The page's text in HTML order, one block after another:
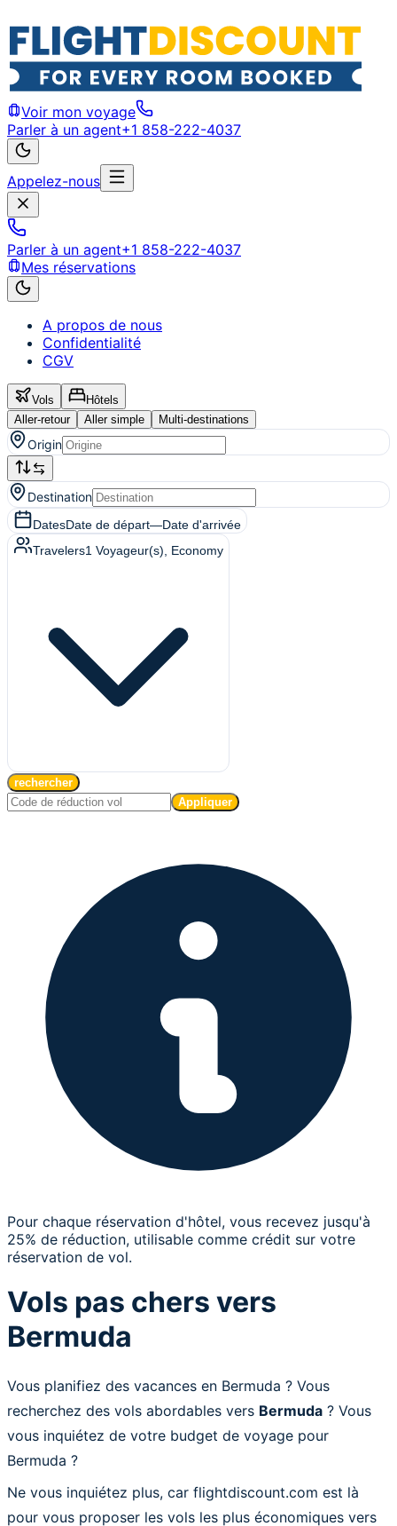
Voir mon voyage
Parler à un agent+1 858-222-4037
Appelez-nous
Parler à un agent+1 858-222-4037
Mes réservations
A propos de nous
Confidentialité
CGV
Vols
Hôtels
Aller-retour
Aller simple Multi-destinations
Origin
Destination
DatesDate de départ—Date d'arrivée
Travelers1 Voyageur(s) , Economy
rechercher
Appliquer
Pour chaque réservation d'hôtel, vous recevez jusqu'à
25% de réduction, utilisable comme crédit sur votre
réservation de vol.
Vols pas chers vers
Bermuda
Vous planifiez des vacances en Bermuda ? Vous
recherchez des vols abordables vers Bermuda ? Vous
vous inquiétez de votre budget de voyage pour
Bermuda ?
Ne vous inquiétez plus, car flightdiscount.com est là
pour vous proposer les vols les plus économiques vers